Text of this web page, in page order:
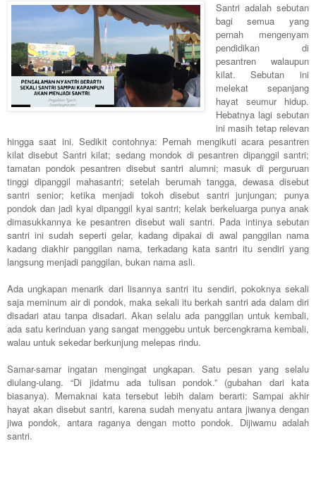
Santri adalah sebutan
bagi semua yang
pernah mengenyam
pendidikan di
pesantren walaupun
kilat. Sebutan ini
melekat sepanjang
hayat seumur hidup.
Hebatnya lagi sebutan
ini masih tetap relevan
hingga saat ini. Sedikit contohnya: Pernah mengikuti acara pesantren
kilat disebut Santri kilat; sedang mondok di pesantren dipanggil santri;
tamatan pondok pesantren disebut santri alumni; masuk di perguruan
tinggi dipanggil mahasantri; setelah berumah tangga, dewasa disebut
santri senior; ketika menjadi tokoh disebut santri junjungan; punya
pondok dan jadi kyai dipanggil kyai santri; kelak berkeluarga punya anak
dimasukkannya ke pesantren disebut wali santri. Pada intinya sebutan
santri ini sudah seperti gelar, kadang dipakai di awal panggilan nama
kadang diakhir panggilan nama, terkadang kata santri itu sendiri yang
langsung menjadi panggilan, bukan nama asli.
Ada ungkapan menarik dari lisannya santri itu sendiri, pokoknya sekali
saja meminum air di pondok, maka sekali itu berkah santri ada dalam diri
disadari atau tanpa disadari. Akan selalu ada panggilan untuk kembali,
ada satu kerinduan yang sangat menggebu untuk bercengkrama kembali,
walau untuk sekedar berkunjung melepas rindu.
Samar-samar ingatan mengingat ungkapan. Satu pesan yang selalu
diulang-ulang. “Di jidatmu ada tulisan pondok.” (gubahan dari kata
biasanya). Memaknai kata tersebut lebih dalam berarti: Sampai akhir
hayat akan disebut santri, karena sudah menyatu antara jiwanya dengan
jiwa pondok, antara raganya dengan motto pondok. Dijiwamu adalah
santri.